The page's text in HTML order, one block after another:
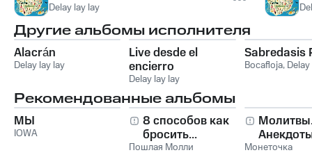
Delay lay lay
Другие альбомы исполнителя
Alacrán
Delay lay lay
Live desde el
encierro
Delay lay lay
Sabredasis
Bocafloja,
Рекомендованные альбомы
МЫ
IOWA
8 способов как
бросить...
Пошлая Молли Монеточка